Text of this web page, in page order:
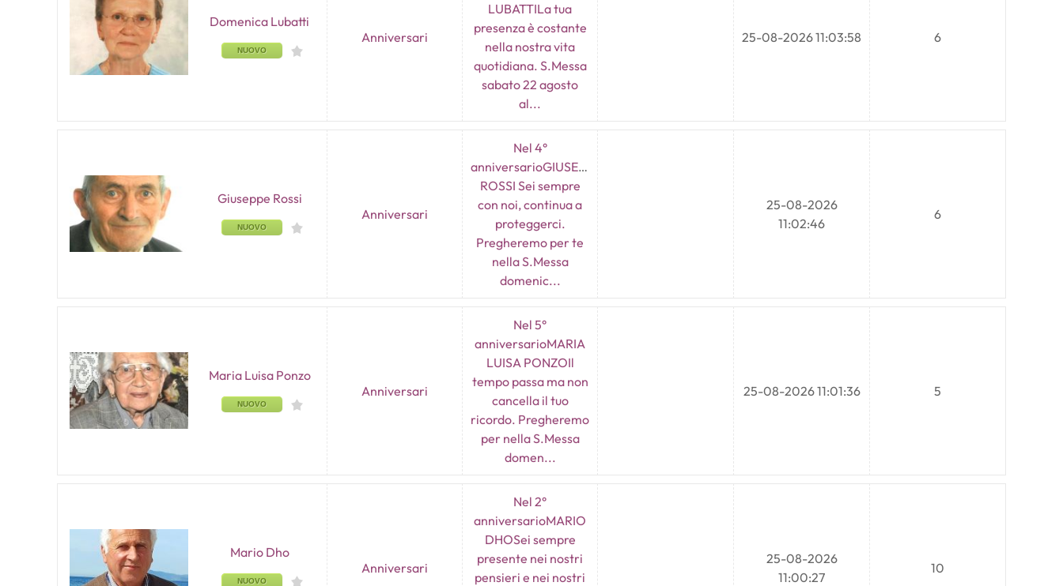
Domenica Lubatti
NUOVO
Anniversari
LUBATTILa tua
presenza è costante
nella nostra vita
quotidiana. S.Messa
sabato 22 agosto
al...
25-08-2026 11:03:58 6
Giuseppe Rossi
NUOVO
Anniversari
Nel 4°
anniversarioGIUSEPPE
ROSSI Sei sempre
con noi, continua a
proteggerci.
Pregheremo per te
nella S.Messa
domenic...
25-08-2026
11:02:46
6
Maria Luisa Ponzo
NUOVO
Anniversari
Nel 5°
anniversarioMARIA
LUISA PONZOIl
tempo passa ma non
cancella il tuo
ricordo. Pregheremo
per nella S.Messa
domen...
25-08-2026 11:01:36 5
Mario Dho
NUOVO
Anniversari
Nel 2°
anniversarioMARIO
DHOSei sempre
presente nei nostri
pensieri e nei nostri
25-08-2026
11:00:27
10